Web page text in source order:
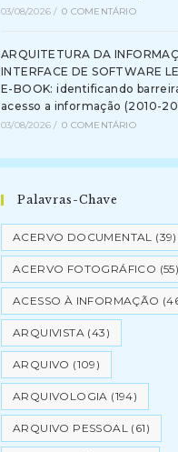
03/08/2026 / 0 COMENTÁRIO
ARQUITETURA DA
INTERFACE DE SOFTWARE
E-BOOK: identificando
acesso a informação (2010-
03/08/2026 / 0 COMENTÁRIO
Palavras-Chave
ACERVO DOCUMENTAL (39)
ACERVO FOTOGRÁFICO (55)
ACESSO À INFORMAÇÃO
ARQUIVISTA (43)
ARQUIVO (109)
ARQUIVOLOGIA (194)
ARQUIVO PESSOAL (61)